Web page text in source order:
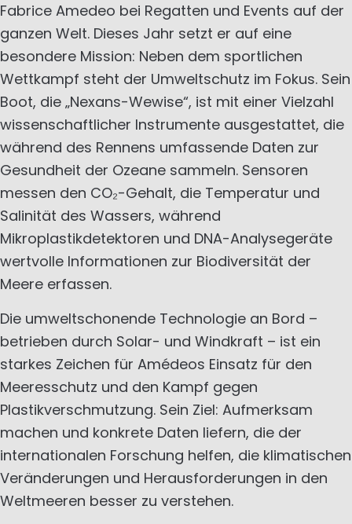
Fabrice Amedeo bei Regatten und Events auf der
ganzen Welt. Dieses Jahr setzt er auf eine
besondere Mission: Neben dem sportlichen
Wettkampf steht der Umweltschutz im Fokus. Sein
Boot, die „Nexans-Wewise“, ist mit einer Vielzahl
wissenschaftlicher Instrumente ausgestattet, die
während des Rennens umfassende Daten zur
Gesundheit der Ozeane sammeln. Sensoren
messen den CO₂-Gehalt, die Temperatur und
Salinität des Wassers, während
Mikroplastikdetektoren und DNA-Analysegeräte
wertvolle Informationen zur Biodiversität der
Meere erfassen.
Die umweltschonende Technologie an Bord –
betrieben durch Solar- und Windkraft – ist ein
starkes Zeichen für Amédeos Einsatz für den
Meeresschutz und den Kampf gegen
Plastikverschmutzung. Sein Ziel: Aufmerksam
machen und konkrete Daten liefern, die der
internationalen Forschung helfen, die klimatischen
Veränderungen und Herausforderungen in den
Weltmeeren besser zu verstehen.